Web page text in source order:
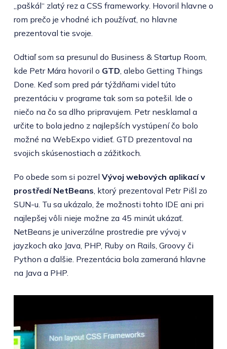
„paškál“ zlatý rez a CSS frameworky. Hovoril hlavne o
rom prečo je vhodné ich používať, no hlavne
prezentoval tie svoje.
Odtiaľ som sa presunul do Business & Startup Room,
kde Petr Mára hovoril o GTD, alebo Getting Things
Done. Keď som pred pár týždňami videl túto
prezentáciu v programe tak som sa potešil. Ide o
niečo na čo sa dlho pripravujem. Petr nesklamal a
určite to bola jedno z najlepších vystúpení čo bolo
možné na WebExpo vidieť. GTD prezentoval na
svojich skúsenostiach a zážitkoch.
Po obede som si pozrel Vývoj webových aplikací v
prostředí NetBeans, ktorý prezentoval Petr Pišl zo
SUN-u. Tu sa ukázalo, že možnosti tohto IDE ani pri
najlepšej vôli nieje možne za 45 minút ukázať.
NetBeans je univerzálne prostredie pre vývoj v
jayzkoch ako Java, PHP, Ruby on Rails, Groovy či
Python a ďalšie. Prezentácia bola zameraná hlavne
na Java a PHP.